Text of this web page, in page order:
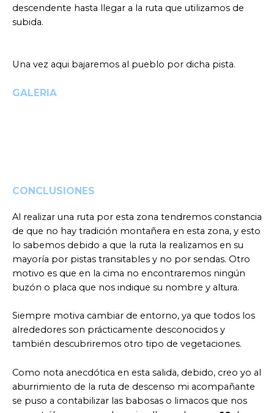
descendente hasta llegar a la ruta que utilizamos de
subida.
Una vez aqui bajaremos al pueblo por dicha pista.
GALERIA
CONCLUSIONES
Al realizar una ruta por esta zona tendremos constancia
de que no hay tradición montañera en esta zona, y esto
lo sabemos debido a que la ruta la realizamos en su
mayoría por pistas transitables y no por sendas. Otro
motivo es que en la cima no encontraremos ningún
buzón o placa que nos indique su nombre y altura.
Siempre motiva cambiar de entorno, ya que todos los
alrededores son prácticamente desconocidos y
también descubriremos otro tipo de vegetaciones.
Como nota anecdótica en esta salida, debido, creo yo al
aburrimiento de la ruta de descenso mi acompañante
se puso a contabilizar las babosas o limacos que nos